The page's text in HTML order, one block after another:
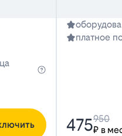
платное
475₽ в
950